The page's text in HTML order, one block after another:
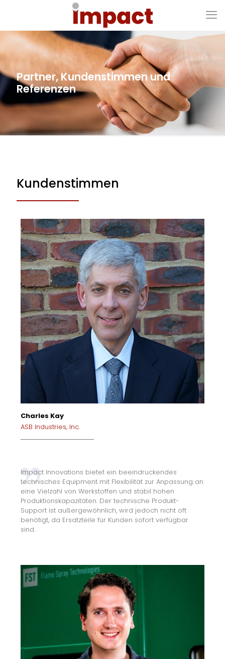
Partner, Kundenstimmen und
Referenzen
Kundenstimmen
Charles Kay
ASB Industries, Inc.
Impact Innovations bietet ein beeindruckendes
technisches Equipment mit Flexibilität zur Anpassung an
eine Vielzahl von Werkstoffen und stabil hohen
Produktionskapazitäten. Der technische Produkt-
Support ist außergewöhnlich, wird jedoch nicht oft
benötigt, da Ersatzteile für Kunden sofort verfügbar
sind.